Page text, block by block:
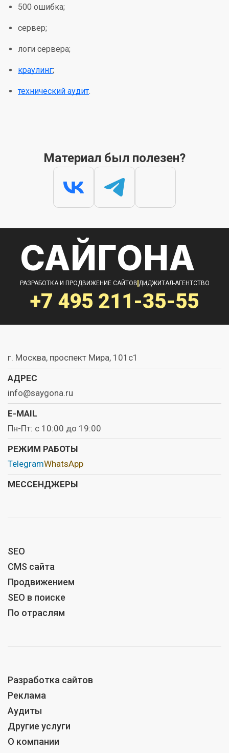
500 ошибка;
сервер;
логи сервера;
краулинг;
технический аудит.
Материал был полезен?
САЙГОНА
РАЗРАБОТКА И ПРОДВИЖЕНИЕ САЙТОВ ДИДЖИТАЛ-АГЕНТСТВО
+7 495 211-35-55
г. Москва, проспект Мира, 101с1
АДРЕС
info@saygona.ru
E-MAIL
Пн-Пт: с 10:00 до 19:00
РЕЖИМ РАБОТЫ
TelegramWhatsApp
МЕССЕНДЖЕРЫ
SEO
CMS сайта
Продвижением
SEO в поиске
По отраслям
Разработка сайтов
Реклама
Аудиты
Другие услуги
О компании